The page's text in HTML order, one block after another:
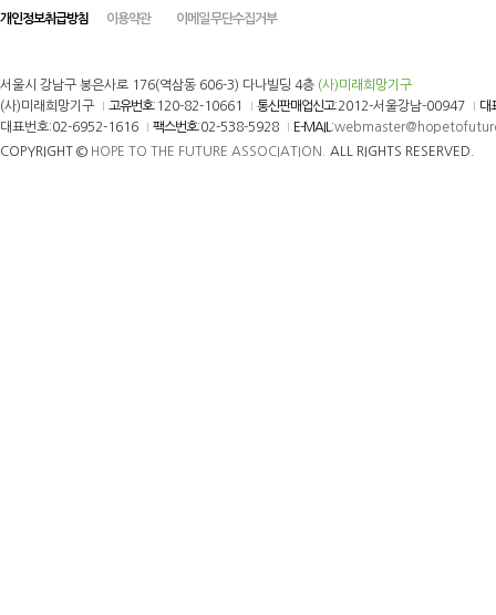
개인정보취급방침 이용약관 이메일 무단수집거부
서울시 강남구 봉은사로 176(역삼동 606-3) 다나빌딩 4층 (사)미래희망기구
(사)미래희망기구
고유번호:120-82-10661 통신판매업신고:2012-서울강남-00947
대
대표번호:02-6952-1616
팩스번호:02-538-5928 E-MAIL :
COPYRIGHT © HOPE TO THE FUTURE ASSOCIATION. ALL RIGHTS RESERVED.